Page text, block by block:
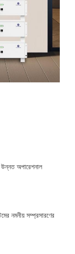
অপারেশনাল
নমনীয় সম্প্রসারণের